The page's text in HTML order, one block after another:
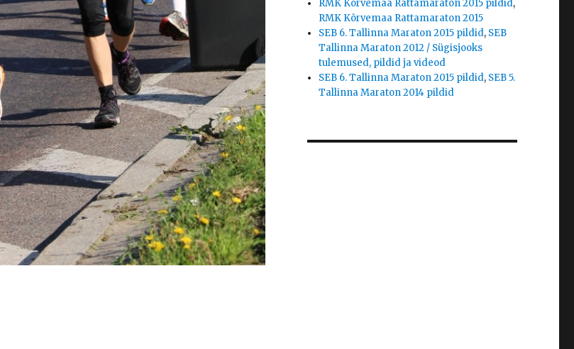
RMK Kõrvemaa Rattamaraton 2015 pildid,
RMK Kõrvemaa Rattamaraton 2015
SEB 6. Tallinna Maraton 2015 pildid, SEB
Tallinna Maraton 2012 / Sügisjooks
tulemused, pildid ja videod
SEB 6. Tallinna Maraton 2015 pildid, SEB 5.
Tallinna Maraton 2014 pildid